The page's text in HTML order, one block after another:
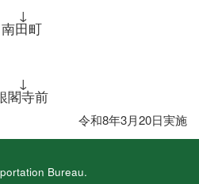
↓
南田町
↓
閣寺前
令和8年3月20日実施
Bureau.